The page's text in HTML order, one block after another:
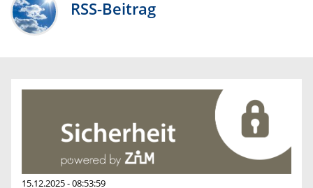
RSS-Beitrag
15.12.2025 - 08:53:59